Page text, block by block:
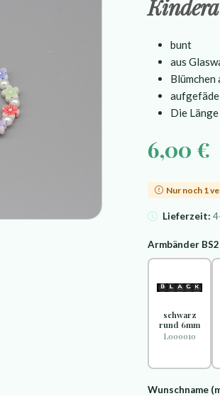
bunt
aus
Die
6,00 €
Nur noch 1
Lieferzeit:
Armbänder
schwarz
rund 6mm
L000010
Wunschname